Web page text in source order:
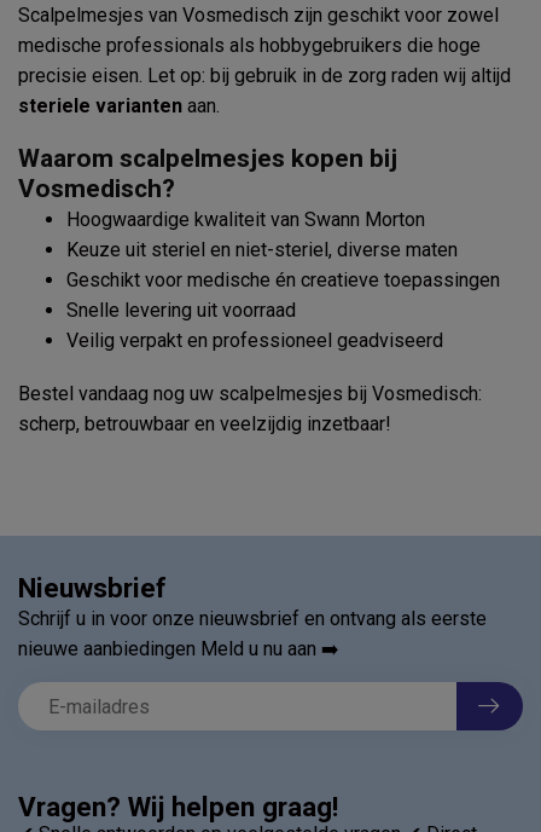
Scalpelmesjes van Vosmedisch zijn geschikt voor zowel
medische professionals als hobbygebruikers die hoge
precisie eisen. Let op: bij gebruik in de zorg raden wij altijd
steriele varianten aan.
Waarom scalpelmesjes kopen bij
Vosmedisch?
Hoogwaardige kwaliteit van Swann Morton
Keuze uit steriel en niet-steriel, diverse maten
Geschikt voor medische én creatieve toepassingen
Snelle levering uit voorraad
Veilig verpakt en professioneel geadviseerd
Bestel vandaag nog uw scalpelmesjes bij Vosmedisch:
scherp, betrouwbaar en veelzijdig inzetbaar!
Vragen? Wij helpen graag!
Nieuwsbrief
Schrijf u in voor onze nieuwsbrief en ontvang als eerste
nieuwe aanbiedingen Meld u nu aan ➡️